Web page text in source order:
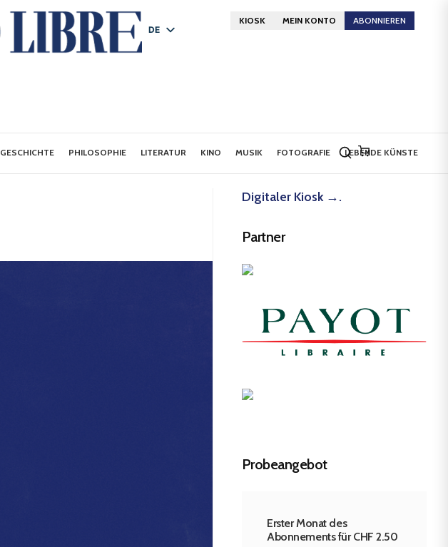
DE
KIOSK MEIN KONTO ABONNIEREN
GESCHICHTE PHILOSOPHIE LITERATUR KINO MUSIK FOTOGRAFIE LEBENDE KÜNSTE
Digitaler Kiosk →.
Partner
Probeangebot
Erster Monat des
Abonnements für CHF 2.50